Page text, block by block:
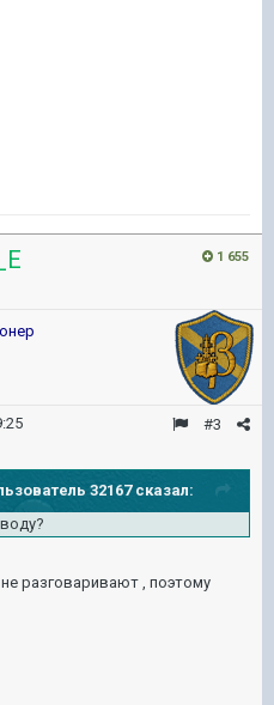
1 655
#3
32167 сказал:
разговаривают , поэтому